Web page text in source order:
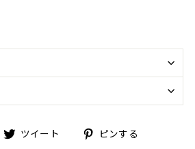
ツイート
Twitterピンする